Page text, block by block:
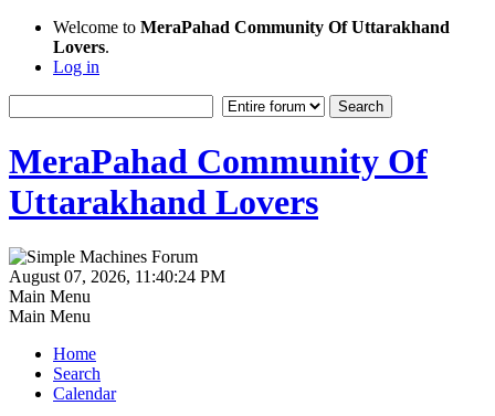
Welcome to MeraPahad Community Of Uttarakhand
Lovers.
Log in
MeraPahad Community Of
Uttarakhand Lovers
August 07, 2026, 11:40:24 PM
Main Menu
Main Menu
Home
Search
Calendar